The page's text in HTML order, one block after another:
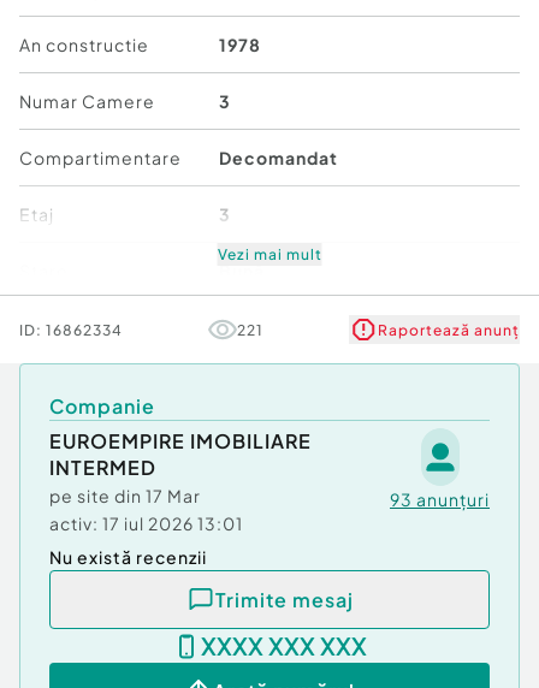
An constructie 1978
Numar Camere 3
Compartimentare Decomandat
Etaj 3
Comfort 1
Vezi mai mult
ID: 16862334 221 Raportează anunț
Companie
EUROEMPIRE IMOBILIARE
INTERMED
pe site din 17 Mar
activ: 17 iul 2026 13:01
93 anunțuri
Nu există recenzii
Trimite mesaj
XXXX XXX XXX